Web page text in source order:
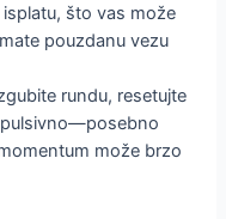
što vas može
pouzdanu vezu
rundu, resetujte
može brzo